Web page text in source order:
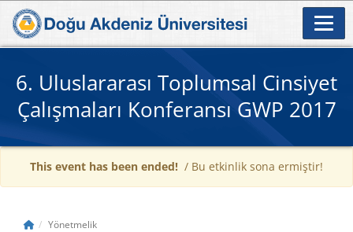
6. Uluslararası Toplumsal Cinsiyet
Çalışmaları Konferansı GWP 2017
This event has been ended! / Bu etkinlik sona ermiştir!
Yönetmelik